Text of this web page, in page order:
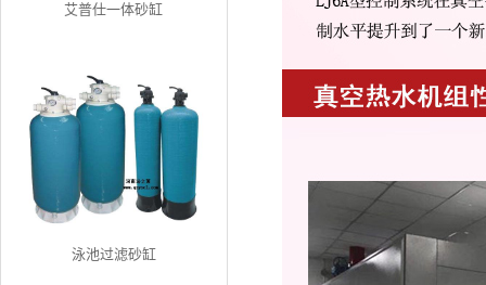
艾普仕一体砂缸
泳池过滤砂缸